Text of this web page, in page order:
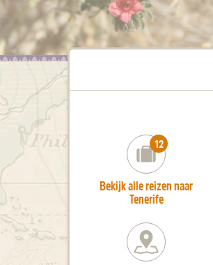
number_of_trips:
12
Bekijk alle reizen naar
Tenerife